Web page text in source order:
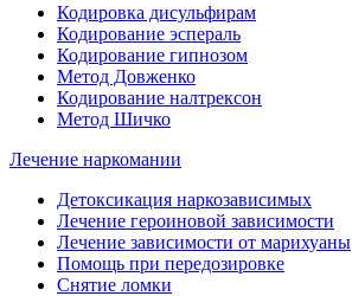
Кодировка дисульфирам
Кодирование эспераль
Кодирование гипнозом
Метод Довженко
Кодирование налтрексон
Метод Шичко
Лечение наркомании
Детоксикация наркозависимых
Лечение героиновой зависимости
Лечение зависимости от марихуаны
Помощь при передозировке
Снятие ломки